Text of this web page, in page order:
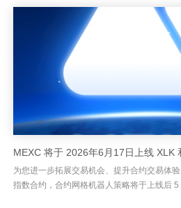
待！感谢您的理解与支持。欢...
为您进一步拓展交易机会、提升合约交易体
指数合约，合约网格机器人策略将于上线后